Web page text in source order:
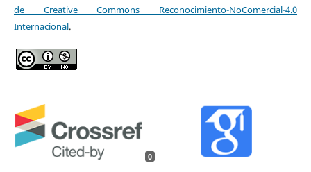
de Creative Commons Reconocimiento-NoComercial-4.0
Internacional.
0